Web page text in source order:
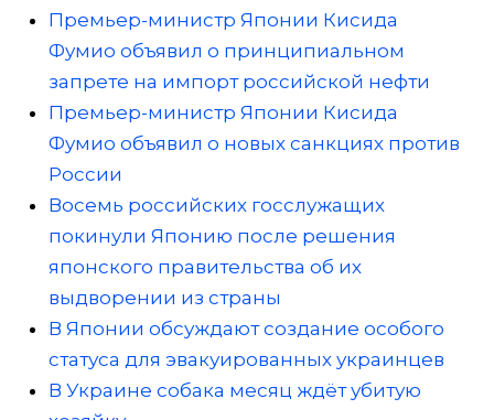
Премьер-министр Японии Кисида
Фумио объявил о принципиальном
запрете на импорт российской нефти
Премьер-министр Японии Кисида
Фумио объявил о новых санкциях против
России
Восемь российских госслужащих
покинули Японию после решения
японского правительства об их
выдворении из страны
В Японии обсуждают создание особого
статуса для эвакуированных украинцев
В Украине собака месяц ждёт убитую